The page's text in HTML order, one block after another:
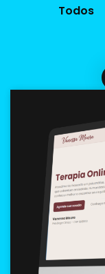
Todos